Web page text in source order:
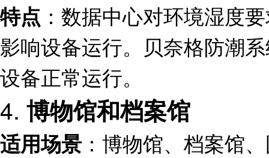
特点 ：数据中心对环境湿度
影响设备运行。贝奈格防潮
设备正常运行。
4. 博物馆和档案馆
适用场景 ：博物馆、档案馆